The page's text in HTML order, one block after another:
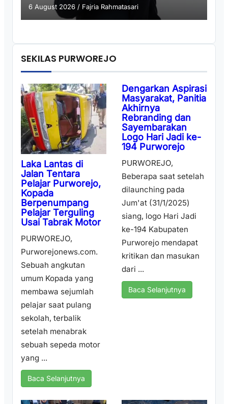
6 August 2026 / Fajria Rahmatasari
SEKILAS PURWOREJO
Laka Lantas di
Jalan Tentara
Pelajar Purworejo,
Kopada
Berpenumpang
Pelajar Terguling
Usai Tabrak Motor
PURWOREJO,
Purworejonews.com.
Sebuah angkutan
umum Kopada yang
membawa sejumlah
pelajar saat pulang
sekolah, terbalik
setelah menabrak
sebuah sepeda motor
yang ...
Baca Selanjutnya
Dengarkan Aspirasi
Masyarakat, Panitia
Akhirnya
Rebranding dan
Sayembarakan
Logo Hari Jadi ke-
194 Purworejo
PURWOREJO,
Beberapa saat setelah
dilaunching pada
Jum'at (31/1/2025)
siang, logo Hari Jadi
ke-194 Kabupaten
Purworejo mendapat
kritikan dan masukan
dari ...
Baca Selanjutnya